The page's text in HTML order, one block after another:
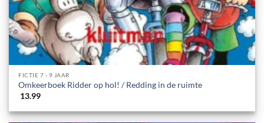
FICTIE 7 - 9 JAAR
Omkeerboek Ridder op hol! / Redding in de ruimte
13.99